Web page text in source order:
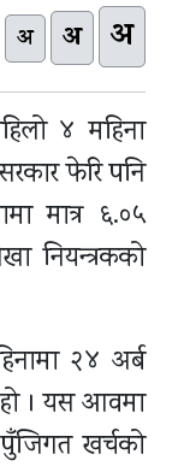
अ अ अ
४ महिना
फेरि पनि
मात्र ६.०५
नियन्त्रकको
२४ अर्ब
। यस आवमा
खर्चको